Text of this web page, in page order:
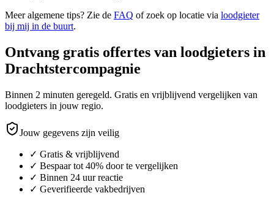
Meer algemene tips? Zie de FAQ of zoek op locatie via loodgieter
bij mij in de buurt.
Ontvang gratis offertes van loodgieters in
Drachtstercompagnie
Binnen 2 minuten geregeld. Gratis en vrijblijvend vergelijken van
loodgieters in jouw regio.
Jouw gegevens zijn veilig
✓ Gratis & vrijblijvend
✓ Bespaar tot 40% door te vergelijken
✓ Binnen 24 uur reactie
✓ Geverifieerde vakbedrijven